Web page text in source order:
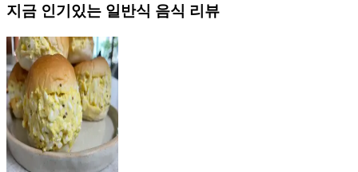
지금 인기있는 일반식 음식 리뷰